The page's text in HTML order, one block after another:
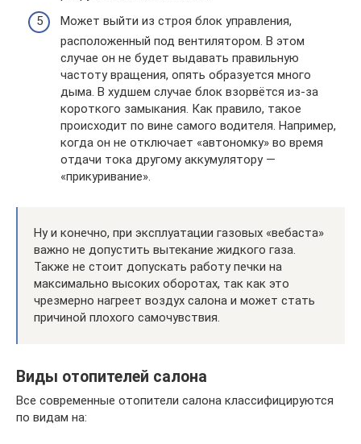
Может выйти из строя блок управления,
расположенный под вентилятором. В этом
случае он не будет выдавать правильную
частоту вращения, опять образуется много
дыма. В худшем случае блок взорвётся из-за
короткого замыкания. Как правило, такое
происходит по вине самого водителя. Например,
когда он не отключает «автономку» во время
отдачи тока другому аккумулятору —
«прикуривание».
Ну и конечно, при эксплуатации газовых «вебаста»
важно не допустить вытекание жидкого газа.
Также не стоит допускать работу печки на
максимально высоких оборотах, так как это
чрезмерно нагреет воздух салона и может стать
причиной плохого самочувствия.
Виды отопителей салона
Все современные отопители салона классифицируются
по видам на: